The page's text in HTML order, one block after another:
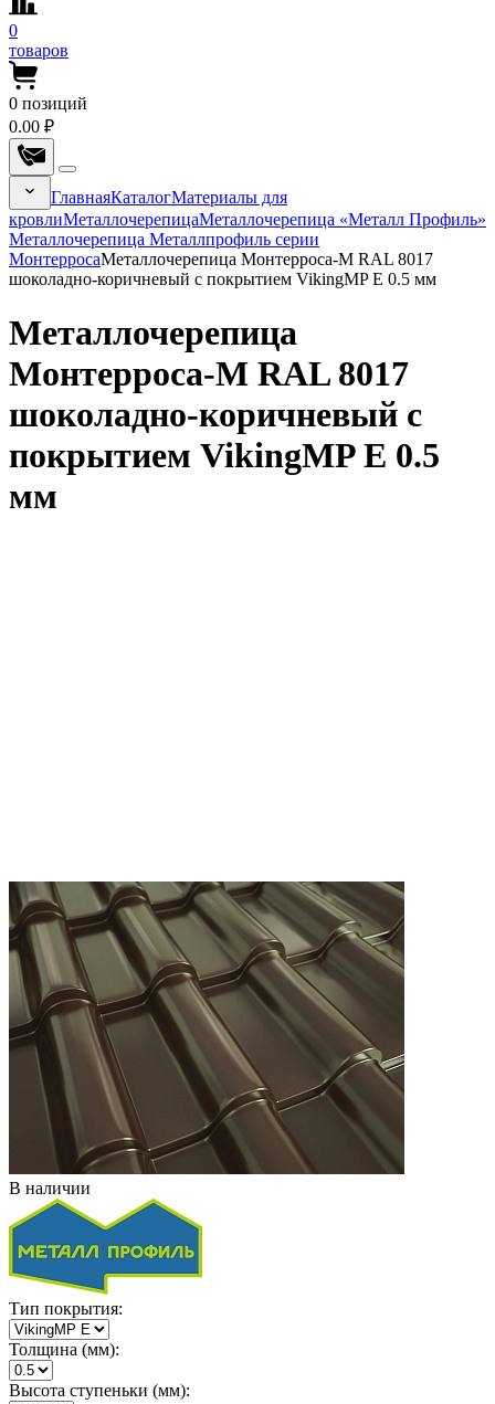
0
товаров
0 позиций
0.00 ₽
ГлавнаяКаталогМатериалы для
кровлиМеталлочерепицаМеталлочерепица «Металл Профиль»
Металлочерепица Металлпрофиль серии
МонтерросаМеталлочерепица Монтерроса-M RAL 8017
шоколадно-коричневый с покрытием VikingMP E 0.5 мм
Металлочерепица
Монтерроса-M RAL 8017
шоколадно-коричневый с
покрытием VikingMP E 0.5
мм
В наличии
Тип покрытия:
Толщина (мм):
Высота ступеньки (мм):